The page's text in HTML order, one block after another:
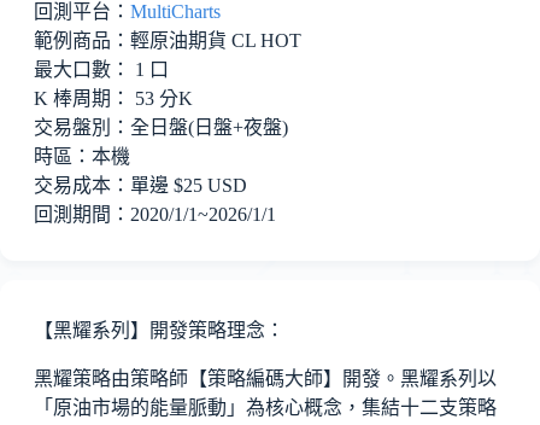
回測平台： MultiCharts
範例商品：輕原油期貨 CL HOT
最大口數： 1 口
K 棒周期： 53 分K
交易盤別：全日盤(日盤+夜盤)
時區：本機
交易成本：單邊 $25 USD
回測期間：2020/1/1~2026/1/1
【黑耀系列】開發策略理念：
黑耀策略由策略師【策略編碼大師】開發。黑耀系列以
「原油市場的能量脈動」為核心概念，集結十二支策略